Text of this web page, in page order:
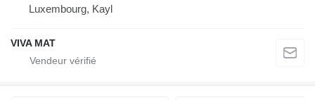
Luxembourg, Kayl
VIVA MAT